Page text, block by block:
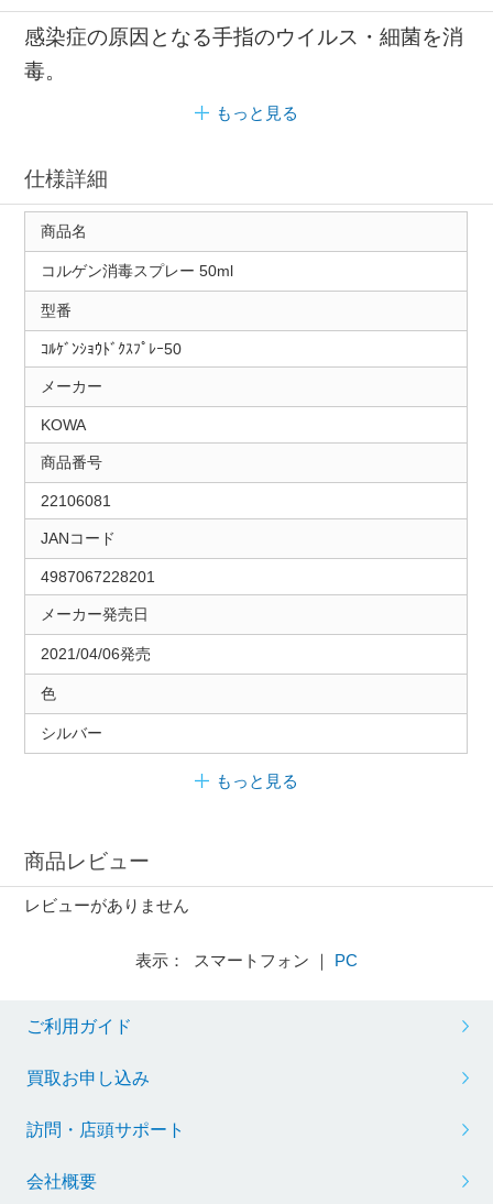
感染症の原因となる手指のウイルス・細菌を消
毒。
もっと見る
仕様詳細
商品名
コルゲン消毒スプレー 50ml
型番
ｺﾙｹﾞﾝｼｮｳﾄﾞｸｽﾌﾟﾚｰ50
メーカー
KOWA
商品番号
22106081
JANコード
4987067228201
メーカー発売日
2021/04/06発売
色
シルバー
もっと見る
商品レビュー
レビューがありません
表示： スマートフォン ｜ PC
ご利用ガイド
買取お申し込み
訪問・店頭サポート
会社概要